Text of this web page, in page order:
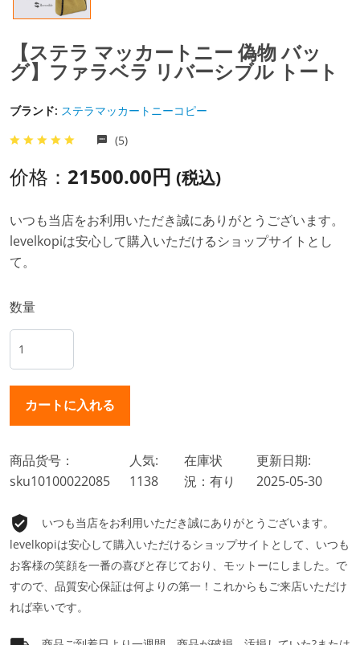
【ステラ マッカートニー 偽物 バッ
グ】ファラベラ リバーシブル トート
ブランド: ステラマッカートニーコピー
(5)
价格： 21500.00円 (税込)
いつも当店をお利用いただき誠にありがとうございます。
levelkopiは安心して購入いただけるショップサイトとし
て。
数量
商品货号：
sku10100022085
人気:
1138
在庫状
況：有り
更新日期:
2025-05-30
いつも当店をお利用いただき誠にありがとうございます。
levelkopiは安心して購入いただけるショップサイトとして、いつも
お客様の笑顔を一番の喜びと存じており、モットーにしました。で
すので、品質安心保証は何よりの第一！これからもご来店いただけ
れば幸いです。